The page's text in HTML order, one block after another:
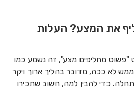
את המצע? העלות
מחליפים מצע", זה נשמע כמו
לא ככה, מדובר בהליך ארוך ויקר
כדי להבין למה, חשוב שתכירו